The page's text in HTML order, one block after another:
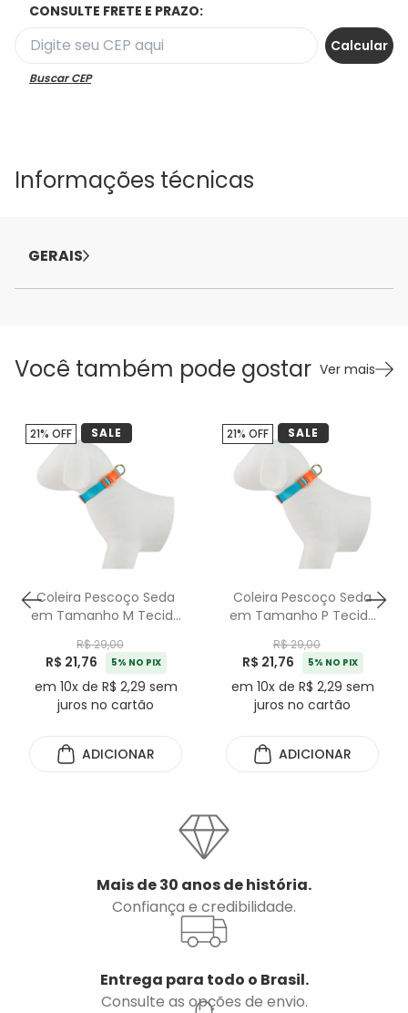
CONSULTE FRETE E PRAZO:
Buscar CEP
Informações técnicas
GERAIS
Você também pode gostar Ver mais
Coleira Pescoço Seda
em Tamanho M Tecido
R$ 29,00
R$ 21,76 5% NO PIX
em 10x de R$ 2,29 sem
juros no cartão
21% OFF SALE
ADICIONAR
Coleira Pescoço Seda
em Tamanho P Tecido
R$ 29,00
R$ 21,76 5% NO PIX
em 10x de R$ 2,29 sem
juros no cartão
21% OFF SALE
ADICIONAR
Mais de 30 anos de história.
Confiança e credibilidade.
Entrega para todo o Brasil.
Consulte as opções de envio.